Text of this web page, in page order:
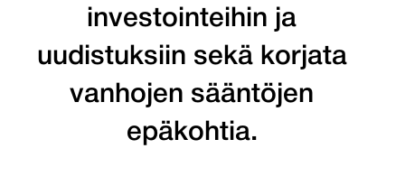
investointeihin ja
uudistuksiin sekä korjata
vanhojen sääntöjen
epäkohtia.